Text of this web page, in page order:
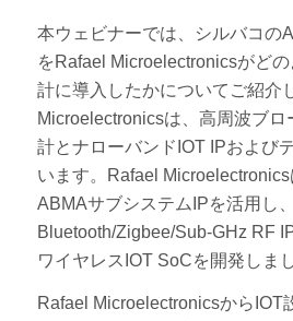
本ウェビナーでは、シルバコの
をRafael Microelectronicsがど
計に導入したかについてご紹介
Microelectronicsは、高周波ブロ
計とナローバンドIOT IPおよび
います。Rafael
ABMAサブシステムIPを活用し
Bluetooth/Zigbee/Sub-GHz RF
ワイヤレスIOT SoCを開発しまし
Rafael MicroelectronicsからIOT